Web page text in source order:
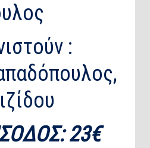
:
23€